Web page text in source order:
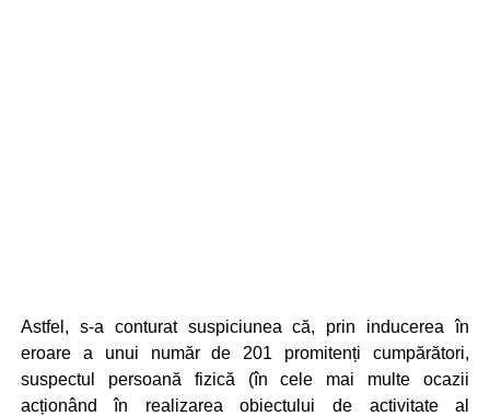
Astfel, s-a conturat suspiciunea că, prin inducerea în
eroare a unui număr de 201 promitenți cumpărători,
suspectul persoană fizică (în cele mai multe ocazii
acționând în realizarea obiectului de activitate al